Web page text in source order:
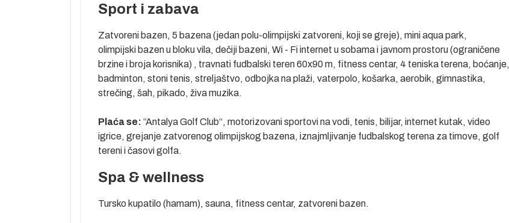
Sport i zabava
Zatvoreni bazen, 5 bazena (jedan polu-olimpijski zatvoreni, koji se greje), mini aqua park,
olimpijski bazen u bloku vila, dečiji bazeni, Wi - Fi internet u sobama i javnom prostoru (ograničene
brzine i broja korisnika) , travnati fudbalski teren 60x90 m, fitness centar, 4 teniska terena, boćanje,
badminton, stoni tenis, streljaštvo, odbojka na plaži, vaterpolo, košarka, aerobik, gimnastika,
strečing, šah, pikado, živa muzika.
Plaća se: “Antalya Golf Club“, motorizovani sportovi na vodi, tenis, bilijar, internet kutak, video
igrice, grejanje zatvorenog olimpijskog bazena, iznajmljivanje fudbalskog terena za timove, golf
tereni i časovi golfa.
Spa & wellness
Tursko kupatilo (hamam), sauna, fitness centar, zatvoreni bazen.